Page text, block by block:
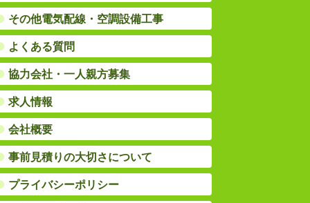
その他電気配線・空調設備工事
よくある質問
協力会社・一人親方募集
求人情報
会社概要
事前見積りの大切さについて
プライバシーポリシー